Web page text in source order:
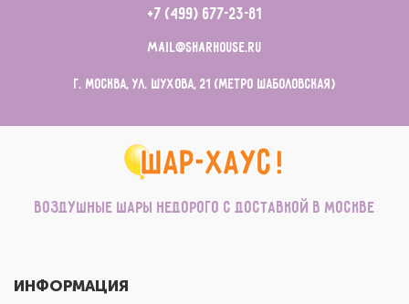
+7 (499) 677-23-81
mail@sharhouse.ru
г. Москва, ул. Шухова, 21 (метро Шаболовская)
Воздушные шары недорого с доставкой в Москве
ИНФОРМАЦИЯ